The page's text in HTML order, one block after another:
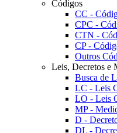
Códigos
CC -
CPC -
CTN -
CP -
Outros
Leis, Decretos e
Busca de
LC - Leis
LO - Leis
MP -
D -
DL -